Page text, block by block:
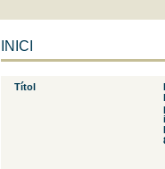
INICI
Títol